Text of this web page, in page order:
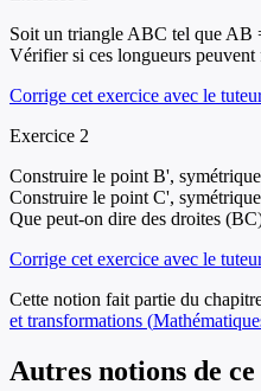
Soit un triangle ABC tel que AB
Vérifier si ces longueurs
Corrige cet exercice avec le
Exercice 2
Construire le point B',
Construire le point C',
Que peut-on dire des droites
Corrige cet exercice avec le
Cette notion fait partie du
et transformations (
Autres notions de